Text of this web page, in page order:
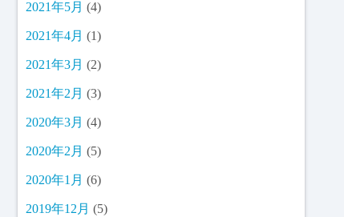
2021年5月 (4)
2021年4月 (1)
2021年3月 (2)
2021年2月 (3)
2020年3月 (4)
2020年2月 (5)
2020年1月 (6)
2019年12月 (5)